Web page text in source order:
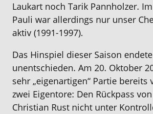
Laukart noch Tarik Pannholzer.
Pauli war allerdings nur unser
aktiv (1991-1997).
Das Hinspiel dieser Saison
unentschieden. Am 20. Oktober
sehr „eigenartigen“ Partie bereits
zwei Eigentore: Den Rückpass
Christian Rust nicht unter